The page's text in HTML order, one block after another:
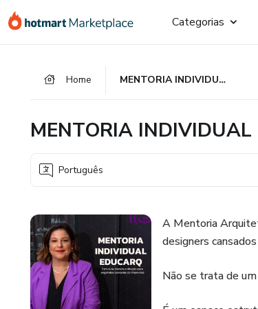
para
para
para
Categorias
Home MENTORIA INDIVIDUAL EDUCARQ
MENTORIA INDIVIDUAL
Português
A Mentoria
designers
Não se trata de